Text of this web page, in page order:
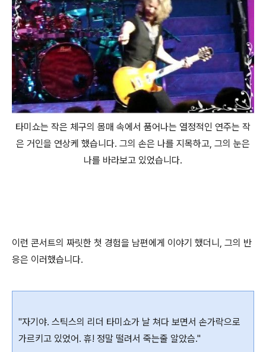
타미쇼는 작은 체구의 몸매 속에서 품어나는 열정적인 연주는 작
은 거인을 연상케 했습니다. 그의 손은 나를 지목하고, 그의 눈은
나를 바라보고 있었습니다.
이런 콘서트의 짜릿한 첫 경험을 남편에게 이야기 했더니, 그의 반
응은 이러했습니다.
"자기야. 스틱스의 리더 타미쇼가 날 쳐다 보면서 손가락으로
가르키고 있었어. 휴! 정말 떨려서 죽는줄 알았슴."